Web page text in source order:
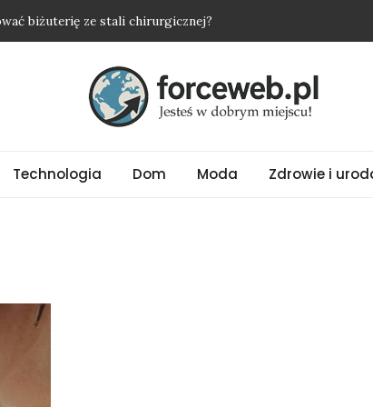
biżuterię ze stali chirurgicznej?
i nie wyjść na osobę roszczeniową?
nawet najprostszy strój
wybór na upalne dni
Technologia Dom Moda Zdrowie i